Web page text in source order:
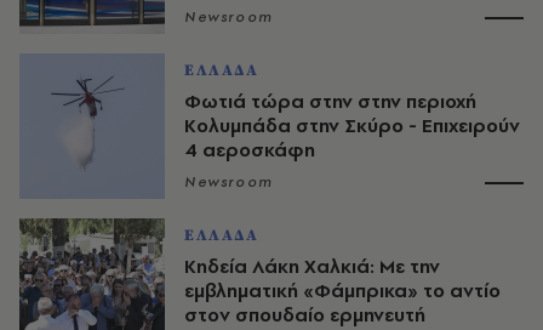
Newsroom
ΕΛΛΑΔΑ
Φωτιά τώρα στην στην περιοχή
Κολυμπάδα στην Σκύρο - Επιχειρούν
4 αεροσκάφη
Newsroom
ΕΛΛΑΔΑ
Κηδεία Λάκη Χαλκιά: Με την
εμβληματική «Φάμπρικα» το αντίο
στον σπουδαίο ερμηνευτή